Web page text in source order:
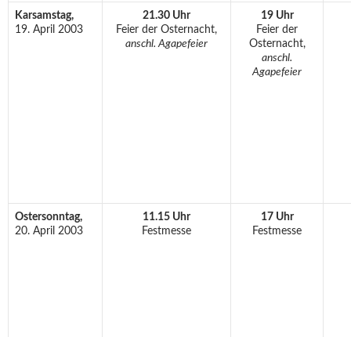
Karsamstag,
19. April 2003
21.30 Uhr
Feier der Osternacht,
anschl. Agapefeier
19 Uhr
Feier der
Osternacht,
anschl.
Agapefeier
Ostersonntag,
20. April 2003
11.15 Uhr
Festmesse
17 Uhr
Festmesse